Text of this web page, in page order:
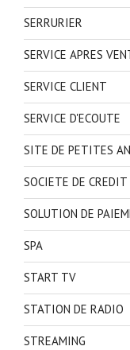
SERRURIER
SERVICE APRES
SERVICE CLIENT
SERVICE D'ECOUTE
SITE DE PETITES
SOCIETE DE CREDIT
SOLUTION DE
SPA
START TV
STATION DE RADIO
STREAMING